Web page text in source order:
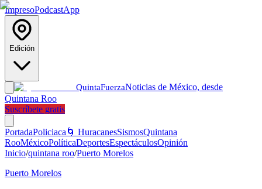
ImpresoPodcastApp
Edición
QuintaFuerzaNoticias de México, desde
Quintana Roo
Suscríbete gratis
PortadaPoliciaca 🌀 HuracanesSismosQuintana
RooMéxicoPolíticaDeportesEspectáculosOpinión
Inicio/quintana roo/Puerto Morelos
Puerto Morelos